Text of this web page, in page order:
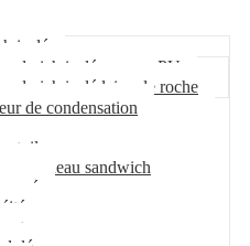
isolé
isolé mousse PU
isolé laine de roche
de condensation
tuile
panneau sandwich